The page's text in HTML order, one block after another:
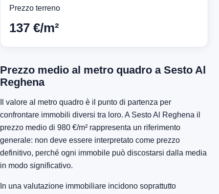
Prezzo terreno
137 €/m²
Prezzo medio al metro quadro a Sesto Al
Reghena
Il valore al metro quadro è il punto di partenza per
confrontare immobili diversi tra loro. A Sesto Al Reghena il
prezzo medio di 980 €/m² rappresenta un riferimento
generale: non deve essere interpretato come prezzo
definitivo, perché ogni immobile può discostarsi dalla media
in modo significativo.
In una valutazione immobiliare incidono soprattutto